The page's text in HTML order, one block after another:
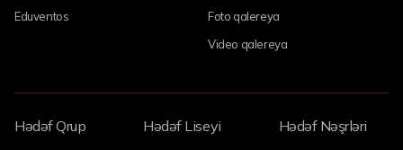
Eduventos
Foto qalereya
Video qalereya
Hədəf Qrup Hədəf Liseyi Hədəf Nəşrləri